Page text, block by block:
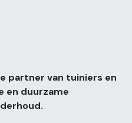
partner van tuiniers en
en duurzame